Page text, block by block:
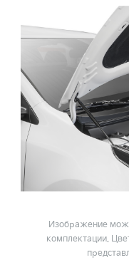
Изображение
комплектации.